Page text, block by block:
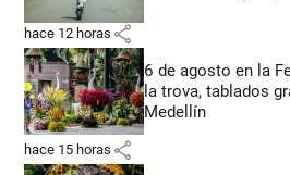
hace 12 horas share
6 de agosto en la
la trova, tablados
Medellín
hace 15 horas share